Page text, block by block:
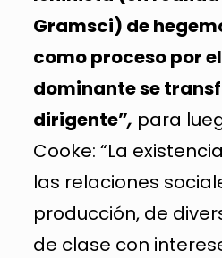
Gramsci) de
como proceso por
dominante se
dirigente”, para
Cooke: “La
las relaciones
producción, de
de clase con